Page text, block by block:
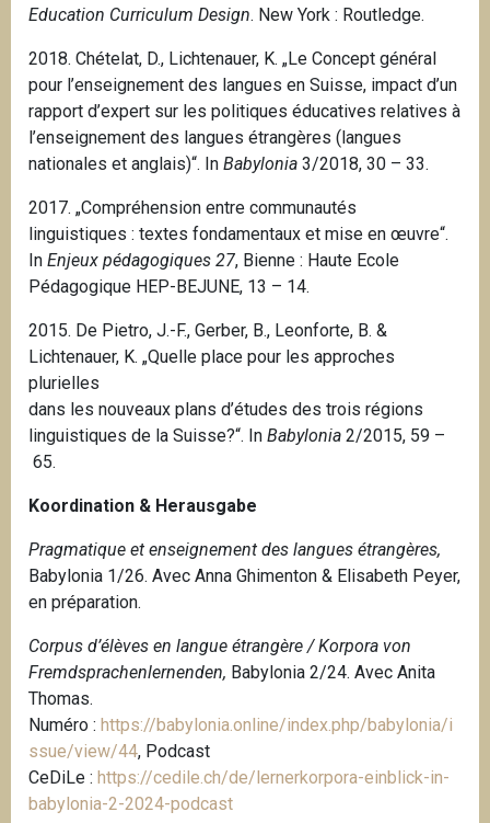
Education Curriculum Design. New York : Routledge.
2018. Chételat, D., Lichtenauer, K. „Le Concept général
pour l’enseignement des langues en Suisse, impact d’un
rapport d’expert sur les politiques éducatives relatives à
l’enseignement des langues étrangères (langues
nationales et anglais)“. In Babylonia 3/2018, 30 – 33.
2017. „Compréhension entre communautés
linguistiques : textes fondamentaux et mise en œuvre“.
In Enjeux pédagogiques 27, Bienne : Haute Ecole
Pédagogique HEP-BEJUNE, 13 – 14.
2015. De Pietro, J.-F., Gerber, B., Leonforte, B. &
Lichtenauer, K. „Quelle place pour les approches
plurielles
dans les nouveaux plans d’études des trois régions
linguistiques de la Suisse?“. In Babylonia 2/2015, 59 –
65.
Koordination & Herausgabe
Pragmatique et enseignement des langues étrangères,
Babylonia 1/26. Avec Anna Ghimenton & Elisabeth Peyer,
en préparation.
Corpus d’élèves en langue étrangère / Korpora von
Fremdsprachenlernenden, Babylonia 2/24. Avec Anita
Thomas.
Numéro : https://babylonia.online/index.php/babylonia/i
ssue/view/44, Podcast
CeDiLe : https://cedile.ch/de/lernerkorpora-einblick-in-
babylonia-2-2024-podcast